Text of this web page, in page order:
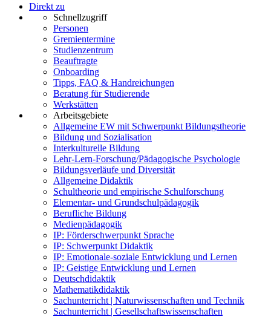
Direkt zu
Schnellzugriff
Personen
Gremientermine
Studienzentrum
Beauftragte
Onboarding
Tipps, FAQ & Handreichungen
Beratung für Studierende
Werkstätten
Arbeitsgebiete
Allgemeine EW mit Schwerpunkt Bildungstheorie
Bildung und Sozialisation
Interkulturelle Bildung
Lehr-Lern-Forschung/Pädagogische Psychologie
Bildungsverläufe und Diversität
Allgemeine Didaktik
Schultheorie und empirische Schulforschung
Elementar- und Grundschulpädagogik
Berufliche Bildung
Medienpädagogik
IP: Förderschwerpunkt Sprache
IP: Schwerpunkt Didaktik
IP: Emotionale-soziale Entwicklung und Lernen
IP: Geistige Entwicklung und Lernen
Deutschdidaktik
Mathematikdidaktik
Sachunterricht | Naturwissenschaften und Technik
Sachunterricht | Gesellschaftswissenschaften